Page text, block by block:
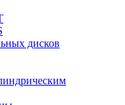
дисков